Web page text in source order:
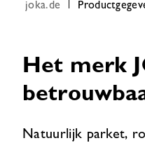
joka.de
Het merk
Natuurlijk parket,